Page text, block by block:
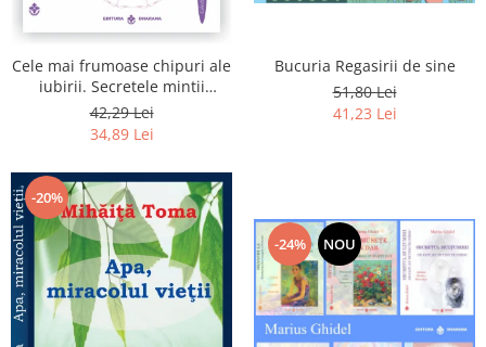
Cele mai frumoase chipuri ale
iubirii. Secretele mintii
omenesti in opera marelui
initiat, Rumi
42,29 Lei
34,89 Lei
Bucuria Regasirii de sine
51,80 Lei
41,23 Lei
-20%
-24% NOU